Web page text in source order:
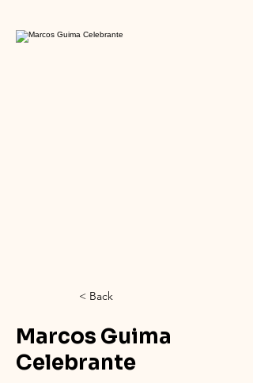
< Back
Marcos Guima
Celebrante